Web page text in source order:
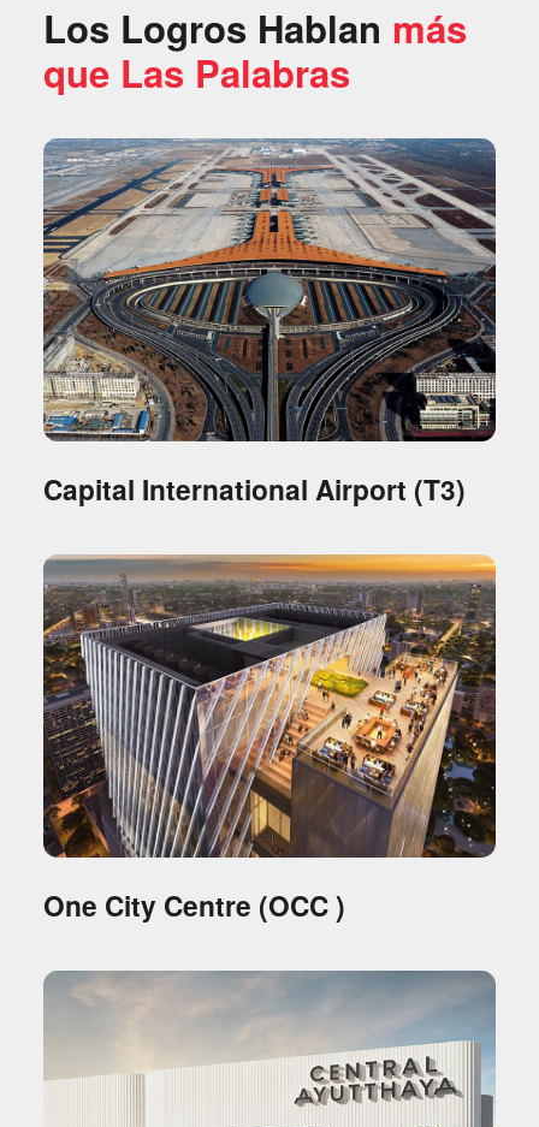
Los Logros Hablan más
que Las Palabras
Capital International Airport (T3)
One City Centre (OCC )